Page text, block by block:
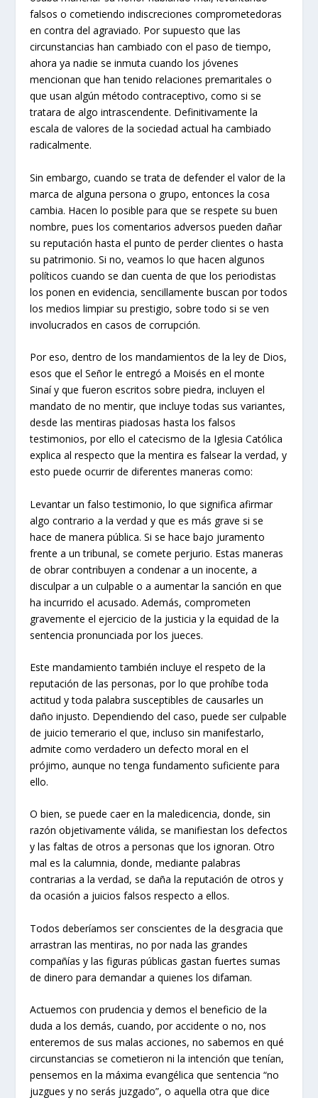
falsos o cometiendo indiscreciones comprometedoras
en contra del agraviado. Por supuesto que las
circunstancias han cambiado con el paso de tiempo,
ahora ya nadie se inmuta cuando los jóvenes
mencionan que han tenido relaciones premaritales o
que usan algún método contraceptivo, como si se
tratara de algo intrascendente. Definitivamente la
escala de valores de la sociedad actual ha cambiado
radicalmente.
Sin embargo, cuando se trata de defender el valor de la
marca de alguna persona o grupo, entonces la cosa
cambia. Hacen lo posible para que se respete su buen
nombre, pues los comentarios adversos pueden dañar
su reputación hasta el punto de perder clientes o hasta
su patrimonio. Si no, veamos lo que hacen algunos
políticos cuando se dan cuenta de que los periodistas
los ponen en evidencia, sencillamente buscan por todos
los medios limpiar su prestigio, sobre todo si se ven
involucrados en casos de corrupción.
Por eso, dentro de los mandamientos de la ley de Dios,
esos que el Señor le entregó a Moisés en el monte
Sinaí y que fueron escritos sobre piedra, incluyen el
mandato de no mentir, que incluye todas sus variantes,
desde las mentiras piadosas hasta los falsos
testimonios, por ello el catecismo de la Iglesia Católica
explica al respecto que la mentira es falsear la verdad, y
esto puede ocurrir de diferentes maneras como:
Levantar un falso testimonio, lo que significa afirmar
algo contrario a la verdad y que es más grave si se
hace de manera pública. Si se hace bajo juramento
frente a un tribunal, se comete perjurio. Estas maneras
de obrar contribuyen a condenar a un inocente, a
disculpar a un culpable o a aumentar la sanción en que
ha incurrido el acusado. Además, comprometen
gravemente el ejercicio de la justicia y la equidad de la
sentencia pronunciada por los jueces.
Este mandamiento también incluye el respeto de la
reputación de las personas, por lo que prohíbe toda
actitud y toda palabra susceptibles de causarles un
daño injusto. Dependiendo del caso, puede ser culpable
de juicio temerario el que, incluso sin manifestarlo,
admite como verdadero un defecto moral en el
prójimo, aunque no tenga fundamento suficiente para
ello.
O bien, se puede caer en la maledicencia, donde, sin
razón objetivamente válida, se manifiestan los defectos
y las faltas de otros a personas que los ignoran. Otro
mal es la calumnia, donde, mediante palabras
contrarias a la verdad, se daña la reputación de otros y
da ocasión a juicios falsos respecto a ellos.
Todos deberíamos ser conscientes de la desgracia que
arrastran las mentiras, no por nada las grandes
compañías y las figuras públicas gastan fuertes sumas
de dinero para demandar a quienes los difaman.
Actuemos con prudencia y demos el beneficio de la
duda a los demás, cuando, por accidente o no, nos
enteremos de sus malas acciones, no sabemos en qué
circunstancias se cometieron ni la intención que tenían,
pensemos en la máxima evangélica que sentencia “no
juzgues y no serás juzgado”, o aquella otra que dice